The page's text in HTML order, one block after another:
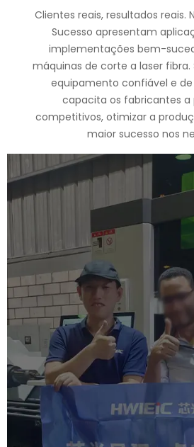
Clientes reais, resultados reais.
Sucesso apresentam
implementações bem-
máquinas de corte a laser fibra.
equipamento confiável e
capacita os fabricantes
competitivos, otimizar a
maior sucesso nos